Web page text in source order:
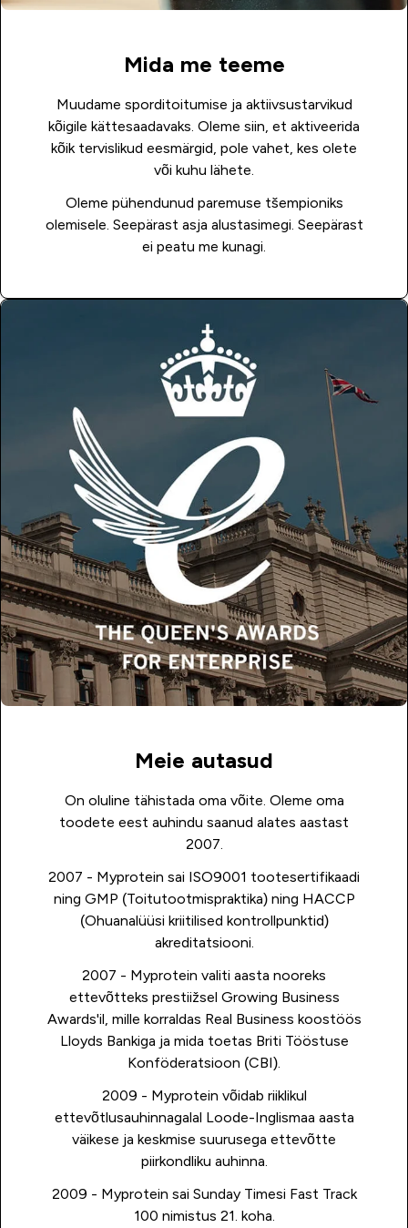
Mida me teeme
Muudame sporditoitumise ja aktiivsustarvikud
kõigile kättesaadavaks. Oleme siin, et aktiveerida
kõik tervislikud eesmärgid, pole vahet, kes olete
või kuhu lähete.
Oleme pühendunud paremuse tšempioniks
olemisele. Seepärast asja alustasimegi. Seepärast
ei peatu me kunagi.
Meie autasud
On oluline tähistada oma võite. Oleme oma
toodete eest auhindu saanud alates aastast
2007.
2007 - Myprotein sai ISO9001 tootesertifikaadi
ning GMP (Toitutootmispraktika) ning HACCP
(Ohuanalüüsi kriitilised kontrollpunktid)
akreditatsiooni.
2007 - Myprotein valiti aasta nooreks
ettevõtteks prestiižsel Growing Business
Awards'il, mille korraldas Real Business koostöös
Lloyds Bankiga ja mida toetas Briti Tööstuse
Konföderatsioon (CBI).
2009 - Myprotein võidab riiklikul
ettevõtlusauhinnagalal Loode-Inglismaa aasta
väikese ja keskmise suurusega ettevõtte
piirkondliku auhinna.
2009 - Myprotein sai Sunday Timesi Fast Track
100 nimistus 21. koha.